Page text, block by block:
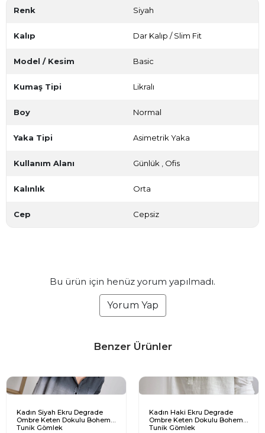
Renk Siyah
Kalıp Dar Kalıp / Slim Fit
Model / Kesim Basic
Kumaş Tipi Likralı
Boy Normal
Yaka Tipi Asimetrik Yaka
Kullanım Alanı Günlük Ofis
Kalınlık Orta
Cep Cepsiz
Bu ürün için henüz yorum yapılmadı.
Yorum Yap
Benzer Ürünler
Kadın Siyah Ekru Degrade
Ombre Keten Dokulu Bohem
Tunik Gömlek
Kadın Haki Ekru Degrade
Ombre Keten Dokulu Bohem
Tunik Gömlek